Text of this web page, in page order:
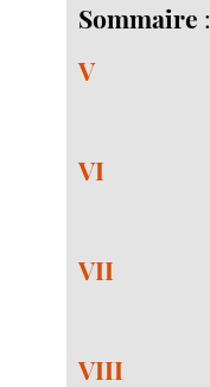
Sommaire :
V
VI
VII
VIII